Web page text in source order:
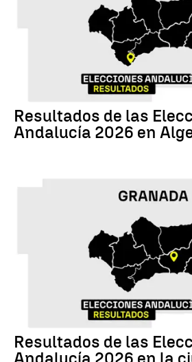
Resultados de las
Andalucía 2026 en
Resultados de las